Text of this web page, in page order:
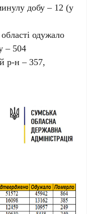
добу – 12 (у
одужало
– 504
р-н – 357,